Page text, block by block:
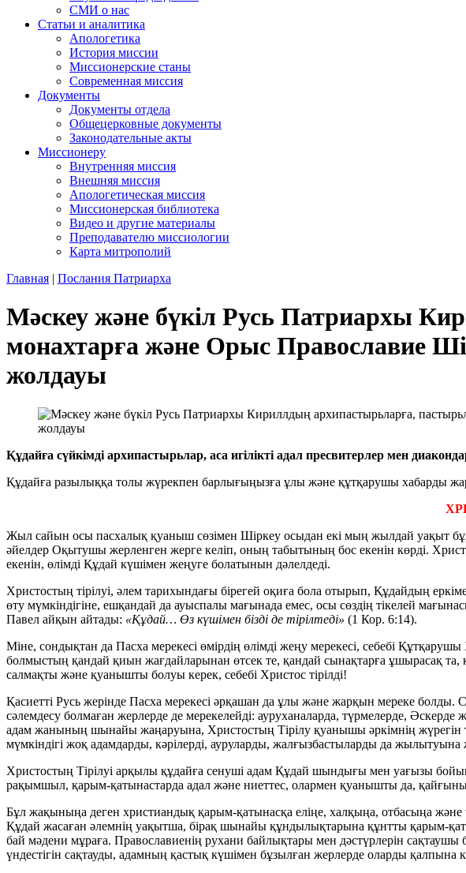
СМИ о нас
Статьи и аналитика
Апологетика
История миссии
Миссионерские станы
Современная миссия
Документы
Документы отдела
Общецерковные документы
Законодательные акты
Миссионеру
Внутренняя миссия
Внешняя миссия
Апологетическая миссия
Миссионерская библиотека
Видео и другие материалы
Преподавателю миссиологии
Карта митрополий
Главная | Послания Патриарха
Мәскеу және бүкіл Русь Патриархы
монахтарға және Орыс Православие
жолдауы
Құдайға сүйкімді архипастырьлар, аса игілікті адал пресвитерлер мен
Құдайға разылыққа толы жүрекпен барлығыңызға ұлы және құтқарушы хабарды
Жыл сайын осы пасхалық қуаныш сөзімен Шіркеу осыдан екі мың жылдай уақыт
әйелдер Оқытушы жерленген жерге келіп, оның табытының бос екенін көрді.
екенін, өлімді Құдай күшімен жеңуге болатынын дәлелдеді.
Христостың тірілуі, әлем тарихындағы бірегей оқиға бола отырып, Құдайдың
өту мүмкіндігіне, ешқандай да ауыспалы мағынада емес, осы сөздің тікелей
Павел айқын айтады: «Құдай… Өз күшімен бізді де тірілтеді» (1 Кор. 6:14).
Міне, сондықтан да Пасха мерекесі өмірдің өлімді жеңу мерекесі, себебі Құтқарушы
болмыстың қандай қиын жағдайларынан өтсек те, қандай сынақтарға ұшырасақ
салмақты және қуанышты болуы керек, себебі Христос тірілді!
Қасиетті Русь жерінде Пасха мерекесі әрқашан да ұлы және жарқын мереке
сәлемдесу болмаған жерлерде де мерекелейді: ауруханаларда, түрмелерде, Әскерде
адам жанының шынайы жаңаруына, Христостың Тірілу қуанышы әркімнің жүрегін
мүмкіндігі жоқ адамдарды, кәрілерді, ауруларды, жалғызбастыларды да жылытуына
Христостың Тірілуі арқылы құдайға сенуші адам Құдай шындығы мен уағызы
рақымшыл, қарым-қатынастарда адал және ниеттес, олармен қуанышты да, қайғыны
Бұл жақыныңа деген христиандық қарым-қатынасқа еліңе, халқыңа, отбасыңа
Құдай жасаған әлемнің уақытша, бірақ шынайы құндылықтарына құнтты қарым-
бай мәдени мұраға. Православиенің рухани байлықтары мен дәстүрлерін сақтаушы
үндестігін сақтауды, адамның қастық күшімен бұзылған жерлерде оларды қалпына